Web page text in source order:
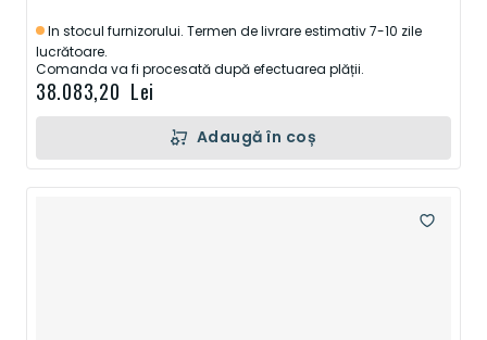
In stocul furnizorului. Termen de livrare estimativ 7-10 zile
lucrătoare.
Comanda va fi procesată după efectuarea plății.
38.083,20 Lei
Adaugă în coș